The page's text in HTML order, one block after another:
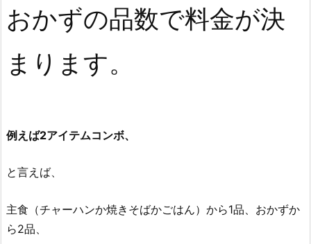
おかずの品数で料金が決
まります。
例えば2アイテムコンボ、
と言えば、
主食（チャーハンか焼きそばかごはん）から1品、おかずか
ら2品、